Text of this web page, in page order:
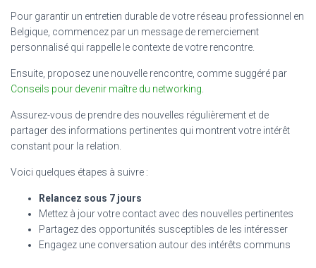
Pour garantir un entretien durable de votre réseau professionnel en
Belgique, commencez par un message de remerciement
personnalisé qui rappelle le contexte de votre rencontre.
Ensuite, proposez une nouvelle rencontre, comme suggéré par
Conseils pour devenir maître du networking
Assurez-vous de prendre des nouvelles régulièrement et de
partager des informations pertinentes qui montrent votre intérêt
constant pour la relation.
Voici quelques étapes à suivre :
Relancez sous 7 jours
Mettez à jour votre contact avec des nouvelles pertinentes
Partagez des opportunités susceptibles de les intéresser
Engagez une conversation autour des intérêts communs